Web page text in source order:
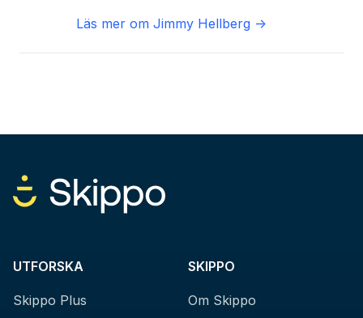
Läs mer om Jimmy Hellberg ->
UTFORSKA
Skippo Plus
SKIPPO
Om Skippo